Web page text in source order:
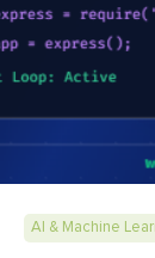
AI & Machine